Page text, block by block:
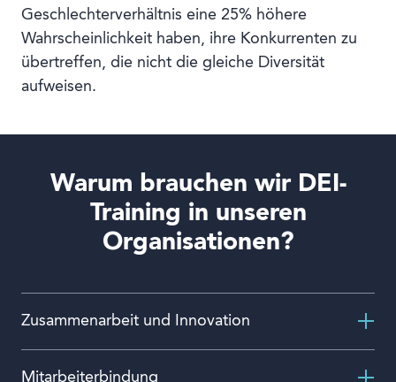
Geschlechterverhältnis eine 25% höhere
Wahrscheinlichkeit haben, ihre Konkurrenten zu
übertreffen, die nicht die gleiche Diversität
aufweisen.
Warum brauchen wir DEI-
Training in unseren
Organisationen?
Zusammenarbeit und Innovation
Mitarbeiterbindung